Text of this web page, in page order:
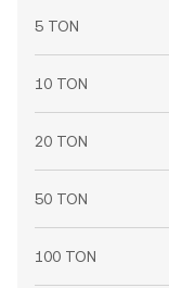
5 TON
10 TON
20 TON
50 TON
100 TON